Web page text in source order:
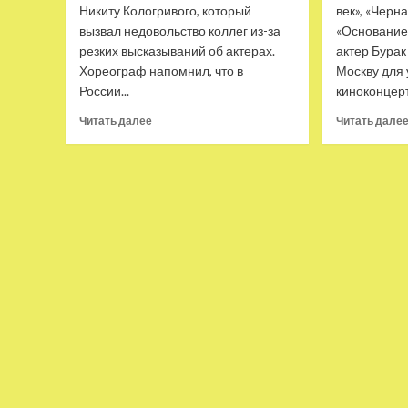
Никиту Кологривого, который
вызвал недовольство коллег из-за
резких высказываний об актерах.
Хореограф напомнил, что в
России...
Читать далееПрочитать
век»,
актер
Москву для
Читать далее